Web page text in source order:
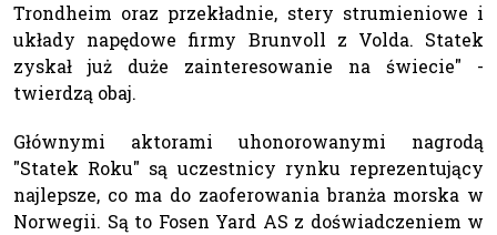
Trondheim oraz przekładnie, stery strumieniowe i
układy napędowe firmy Brunvoll z Volda. Statek
zyskał już duże zainteresowanie na świecie" -
twierdzą obaj.
Głównymi aktorami uhonorowanymi nagrodą
"Statek Roku" są uczestnicy rynku reprezentujący
najlepsze, co ma do zaoferowania branża morska w
Norwegii. Są to Fosen Yard AS z doświadczeniem w